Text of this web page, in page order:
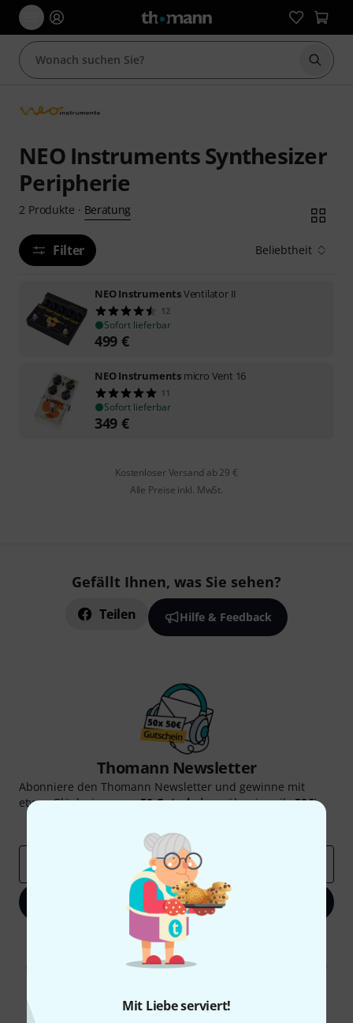
Mit Liebe serviert!
Suche
NEO Instruments Synthesizer
Peripherie
2 Produkte · Beratung
Filter Beliebtheit
NEO InstrumentsVentilator II
12
Sofort lieferbar
499 €
NEO Instruments micro Vent 16
11
Sofort lieferbar
349 €
Kostenloser Versand ab 29 €
Alle Preise inkl. MwSt.
Gefällt Ihnen, was Sie sehen?
Teilen Hilfe & Feedback
Thomann Newsletter
Abonniere den Thomann Newsletter und gewinne mit
etwas Glück einen von50 Gutscheinenüber jeweils50€!
Jetzt anmelden
Mit Klick auf „Jetzt anmelden“ stimmen Sie dem Erhalt von E-Mail-
Werbung und einer Messung des E-Mail-Nutzungsverhaltens zu. Die
Abmeldung ist jederzeit möglich. Weitere Informationen finden Sie in
* Pflichtfeld